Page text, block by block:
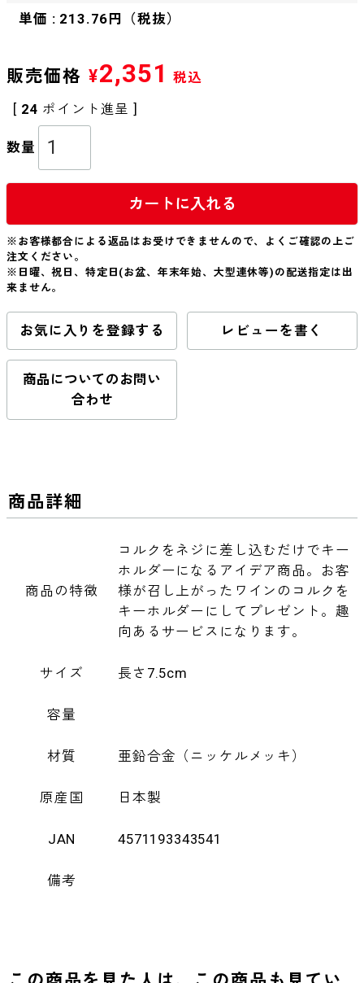
単価 : 213.76円（税抜）
販売価格 ¥2,351
税込
[ 24 ポイント進呈 ]
カートに入れる
※お客様都合による返品はお受けできませんので、よくご確認の上ご
注文ください。
※日曜、祝日、特定日(お盆、年末年始、大型連休等)の配送指定は出
来ません。
お気に入りを登録する レビューを書く
商品についてのお問い
合わせ
商品詳細
商品の特徴
コルクをネジに差し込むだけでキー
ホルダーになるアイデア商品。お客
様が召し上がったワインのコルクを
キーホルダーにしてプレゼント。趣
向あるサービスになります。
サイズ 長さ7.5cm
容量
材質 亜鉛合金（ニッケルメッキ）
原産国 日本製
JAN 4571193343541
備考